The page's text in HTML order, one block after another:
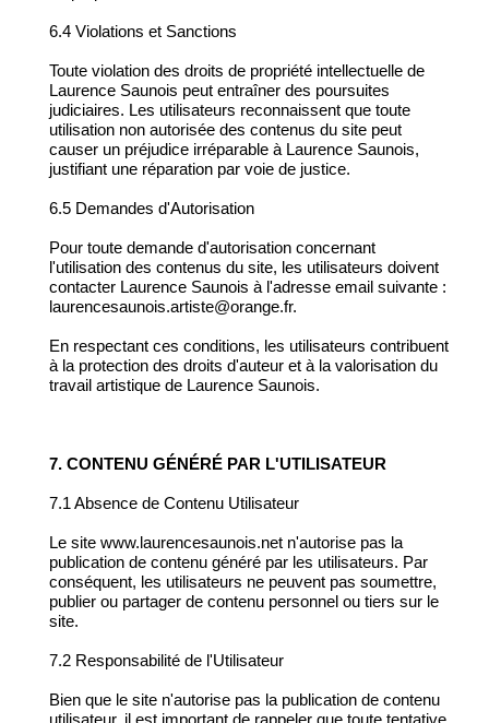
6.4 Violations et Sanctions
Toute violation des droits de propriété intellectuelle de
Laurence Saunois peut entraîner des poursuites
judiciaires. Les utilisateurs reconnaissent que toute
utilisation non autorisée des contenus du site peut
causer un préjudice irréparable à Laurence Saunois,
justifiant une réparation par voie de justice.
6.5 Demandes d'Autorisation
Pour toute demande d'autorisation concernant
l'utilisation des contenus du site, les utilisateurs doivent
contacter Laurence Saunois à l'adresse email suivante :
laurencesaunois.artiste@orange.fr.
En respectant ces conditions, les utilisateurs contribuent
à la protection des droits d'auteur et à la valorisation du
travail artistique de Laurence Saunois.
7. CONTENU GÉNÉRÉ PAR L'UTILISATEUR
7.1 Absence de Contenu Utilisateur
Le site www.laurencesaunois.net n'autorise pas la
publication de contenu généré par les utilisateurs. Par
conséquent, les utilisateurs ne peuvent pas soumettre,
publier ou partager de contenu personnel ou tiers sur le
site.
7.2 Responsabilité de l'Utilisateur
Bien que le site n'autorise pas la publication de contenu
utilisateur, il est important de rappeler que toute tentative